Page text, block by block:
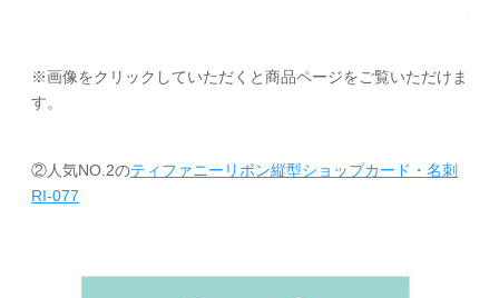
※画像をクリックしていただくと商品ページをご覧いただけま
す。
②人気NO.2のティファニーリボン縦型ショップカード・名刺
RI-077